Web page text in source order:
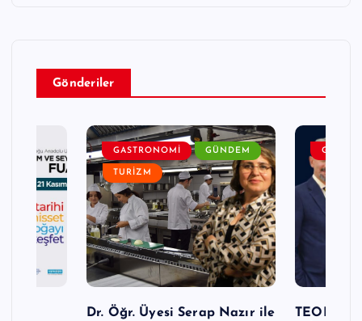
Gönderiler
GASTRONOMI GÜNDEM
TURIZM
Dr. Öğr. Üyesi Serap Nazır ile
GENEL
TEODER